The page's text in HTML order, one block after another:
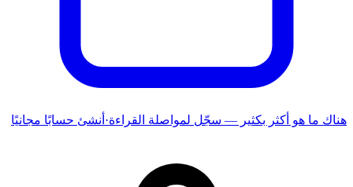
هناك ما هو أكثر بكثير — سجّل لمواصلة القراءة· أنشئ حسابًا مجانيًا